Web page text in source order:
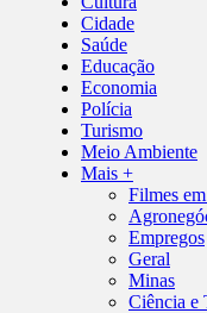
Cidade
Saúde
Educação
Economia
Polícia
Turismo
Meio Ambiente
Mais +
Filmes
Empregos
Geral
Minas
Ciência e